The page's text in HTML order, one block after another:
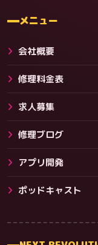
その他サービス
料金
メニュー
会社概要
修理料金表
求人募集
修理ブログ
アプリ開発
ポッドキャスト